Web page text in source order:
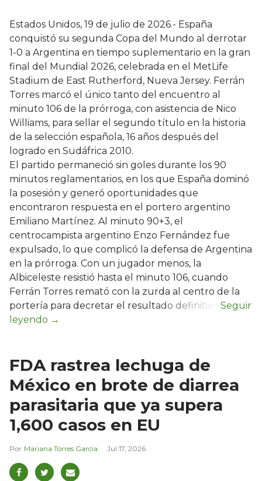
Estados Unidos, 19 de julio de 2026.- España
conquistó su segunda Copa del Mundo al derrotar
1-0 a Argentina en tiempo suplementario en la gran
final del Mundial 2026, celebrada en el MetLife
Stadium de East Rutherford, Nueva Jersey. Ferrán
Torres marcó el único tanto del encuentro al
minuto 106 de la prórroga, con asistencia de Nico
Williams, para sellar el segundo título en la historia
de la selección española, 16 años después del
logrado en Sudáfrica 2010.
El partido permaneció sin goles durante los 90
minutos reglamentarios, en los que España dominó
la posesión y generó oportunidades que
encontraron respuesta en el portero argentino
Emiliano Martínez. Al minuto 90+3, el
centrocampista argentino Enzo Fernández fue
expulsado, lo que complicó la defensa de Argentina
en la prórroga. Con un jugador menos, la
Albiceleste resistió hasta el minuto 106, cuando
Ferrán Torres remató con la zurda al centro de la
portería para decretar el resultado definitivo.
FDA rastrea lechuga de
México en brote de diarrea
parasitaria que ya supera
1,600 casos en EU
Mariana Torres García Jul 17, 2026